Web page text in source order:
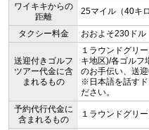
ワイキキからの
距離
25マイル（40キロ
タクシー料金 おおよそ230ドル
送迎付きゴルフ
ツアー代金に含
まれるもの
１ラウンドグリ
キ地区)/各ゴルフ
のお手伝い、送
※日本語を話すド
ださい。
予約代行代金に
含まれるもの
１ラウンドグリ